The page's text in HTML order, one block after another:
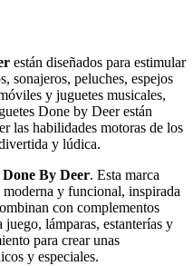
están diseñados para estimular
sonajeros, peluches, espejos
y juguetes musicales,
Done by Deer están
las habilidades motoras de los
y lúdica.
By Deer. Esta marca
y funcional, inspirada
con complementos
lámparas, estanterías y
para crear unas
y especiales.